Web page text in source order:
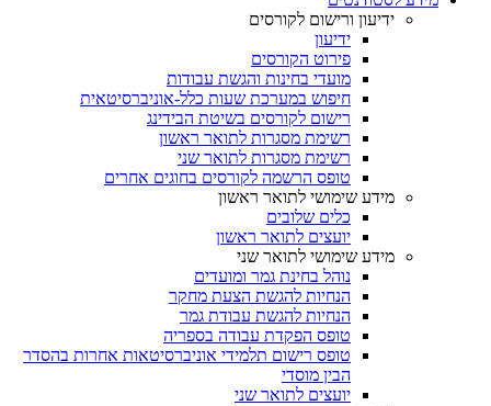
ידיעון ורישום לקורסים
ידיעון
פירוט הקורסים
מועדי בחינות והגשת עבודות
חיפוש במערכת שעות כלל-אוניברסיטאית
רישום לקורסים בשיטת הבידינג
רשימת מסגרות לתואר ראשון
רשימת מסגרות לתואר שני
טופס הרשמה לקורסים בחוגים אחרים
מידע שימושי לתואר ראשון
כלים שלובים
יועצים לתואר ראשון
מידע שימושי לתואר שני
נוהל בחינת גמר ומועדים
הנחיות להגשת הצעת מחקר
הנחיות להגשת עבודת גמר
טופס הפקדת עבודה בספריה
טופס רישום תלמידי אוניברסיטאות אחרות בהסדר
הבין מוסדי
יועצים לתואר שני